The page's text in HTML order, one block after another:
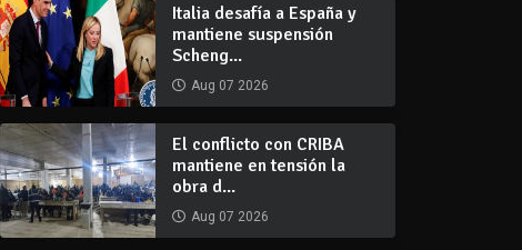
Italia desafía a España y
mantiene suspensión
Scheng...
Aug 07 2026
El conflicto con CRIBA
mantiene en tensión la
obra d...
Aug 07 2026